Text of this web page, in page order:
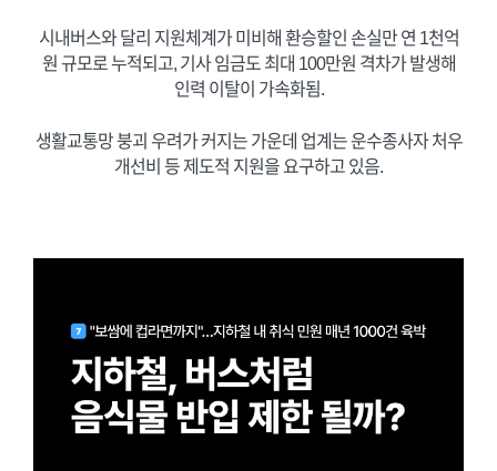
시내버스와 달리 지원체계가 미비해 환승할인 손실만 연 1천억
원 규모로 누적되고, 기사 임금도 최대 100만원 격차가 발생해
인력 이탈이 가속화됨.
생활교통망 붕괴 우려가 커지는 가운데 업계는 운수종사자 처우
개선비 등 제도적 지원을 요구하고 있음.